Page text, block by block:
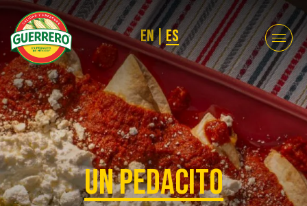
EN|ES
UN PEDACITO